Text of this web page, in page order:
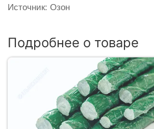
Источник: Озон
Подробнее о товаре